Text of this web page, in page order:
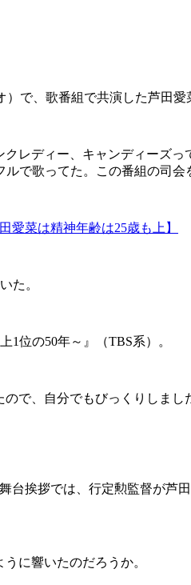
で、歌番組で共演した芦田愛
レディー、キャンディーズっ
で歌ってた。この番組の司
愛菜は精神年齢は25歳も上】
た。
位の50年～』（TBS系）。
、自分でもびっくりしま
挨拶では、行定勲監督が芦
に響いたのだろうか。